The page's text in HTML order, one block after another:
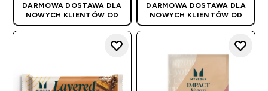
DARMOWA DOSTAWA DLA
NOWYCH KLIENTÓW OD
180PLN| PROMOCJA
STOSOWANA
DARMOWA DOSTAWA DLA
NOWYCH KLIENTÓW OD
180PLN| PROMOCJA
STOSOWANA